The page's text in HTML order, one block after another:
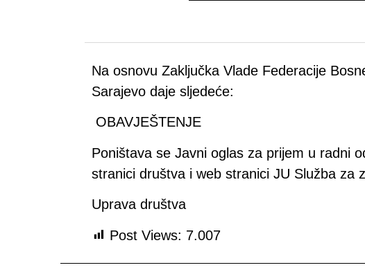
Na osnovu Zaključka Vlade Federacije
Sarajevo daje sljedeće:
OBAVJEŠTENJE
Poništava se Javni oglas za prijem u radni
stranici društva i web stranici JU Služba za
Uprava društva
Post Views: 7.007